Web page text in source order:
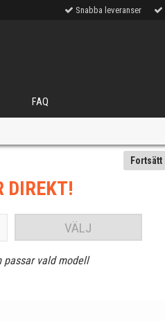
Snabba leveranser
FAQ
Fortsätt
DIREKT!
VÄLJ
vald modell